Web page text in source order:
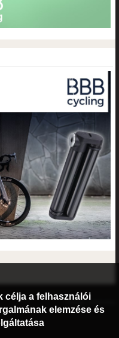
Honlap: webtoday
célja a felhasználói
elemzése és